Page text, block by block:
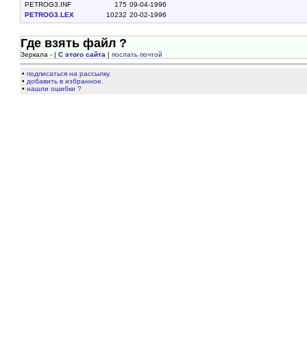
PETROG3.INF 175 09-04-1996
PETROG3.LEX
10232 20-02-1996
Где взять файл ?
Зеркала - |С этого сайта |послать почтой
•подписаться на рассылку.
• добавить в избранное.
•нашли ошибки ?